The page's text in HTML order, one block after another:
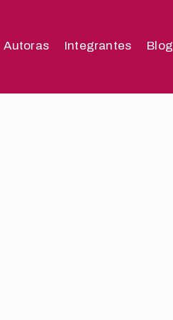
Autoras Integrantes Blog